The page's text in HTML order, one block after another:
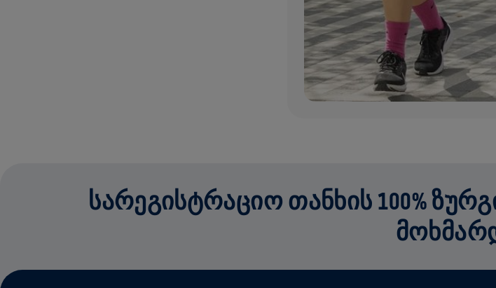
ᲡᲐᲠᲔᲒᲘᲡᲢᲠᲐᲪᲘᲝ ᲗᲐᲜᲮᲘᲡ 100%